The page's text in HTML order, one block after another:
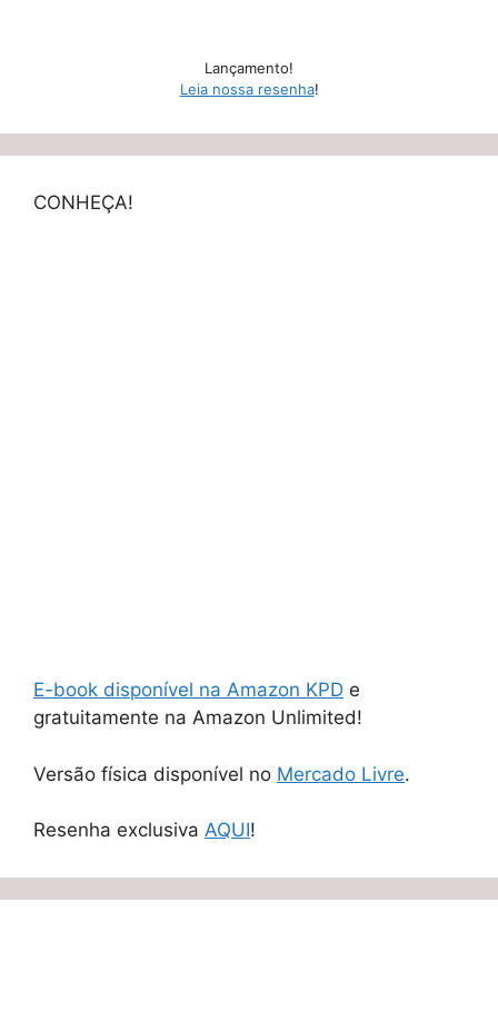
Lançamento!
Leia nossa resenha!
CONHEÇA!
E-book disponível na Amazon KPD e
gratuitamente na Amazon Unlimited!
Versão física disponível no Mercado Livre.
Resenha exclusiva AQUI!